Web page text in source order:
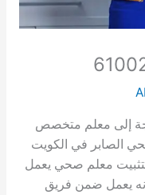
إلى معلم متخصص
الصابر في الكويت
معلم صحي يعمل
يعمل ضمن فريق